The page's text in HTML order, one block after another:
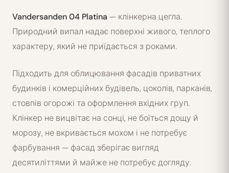
Vandersanden 04 Platina — клінкерна цегла.
Природний випал надає поверхні живого, теплого
характеру, який не приїдається з роками.
Підходить для облицювання фасадів приватних
будинків і комерційних будівель, цоколів, парканів,
стовпів огорожі та оформлення вхідних груп.
Клінкер не вицвітає на сонці, не боїться дощу й
морозу, не вкривається мохом і не потребує
фарбування — фасад зберігає вигляд
десятиліттями й майже не потребує догляду.